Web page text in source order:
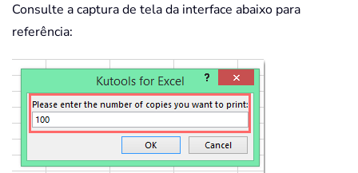
Consulte a captura de tela da interface abaixo para
referência: